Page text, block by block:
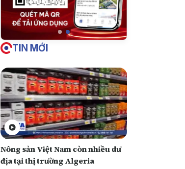
TIN MỚI
Nông sản Việt Nam còn nhiều dư
địa tại thị trường Algeria